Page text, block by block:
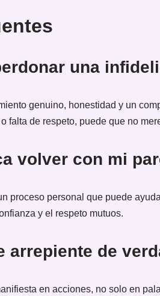
una
genuino, honestidad y un
falta de respeto, puede que no
volver con mi
proceso personal que puede
y el respeto mutuos.
arrepiente de
en acciones, no solo en